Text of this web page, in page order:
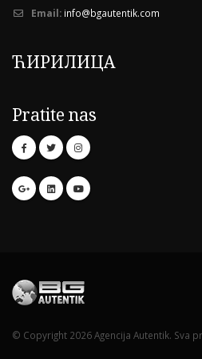
Email: info@bgautentik.com
ЋИРИЛИЦА
Pratite nas
© Copyright 2026 Agencija Autentik. Sva